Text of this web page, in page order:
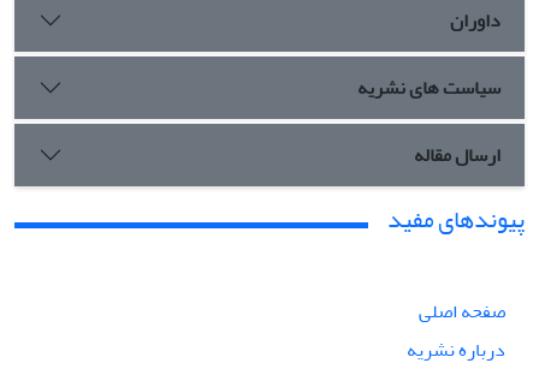
داوران
سیاست های نشریه
ارسال مقاله
پیوندهای مفید
صفحه اصلی
درباره نشریه